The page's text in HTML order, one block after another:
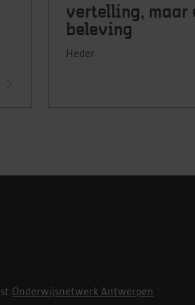
vertelling, maar
beleving
Heder
Onderwijsnetwerk Antwerpen